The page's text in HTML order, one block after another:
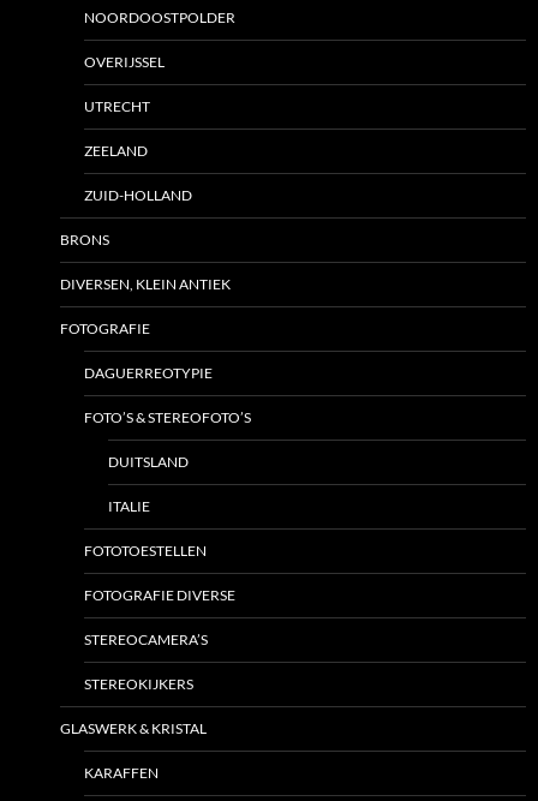
NOORDOOSTPOLDER
OVERIJSSEL
UTRECHT
ZEELAND
ZUID-HOLLAND
BRONS
DIVERSEN, KLEIN ANTIEK
FOTOGRAFIE
DAGUERREOTYPIE
FOTO’S & STEREOFOTO’S
DUITSLAND
ITALIE
FOTOTOESTELLEN
FOTOGRAFIE DIVERSE
STEREOCAMERA’S
STEREOKIJKERS
GLASWERK & KRISTAL
KARAFFEN